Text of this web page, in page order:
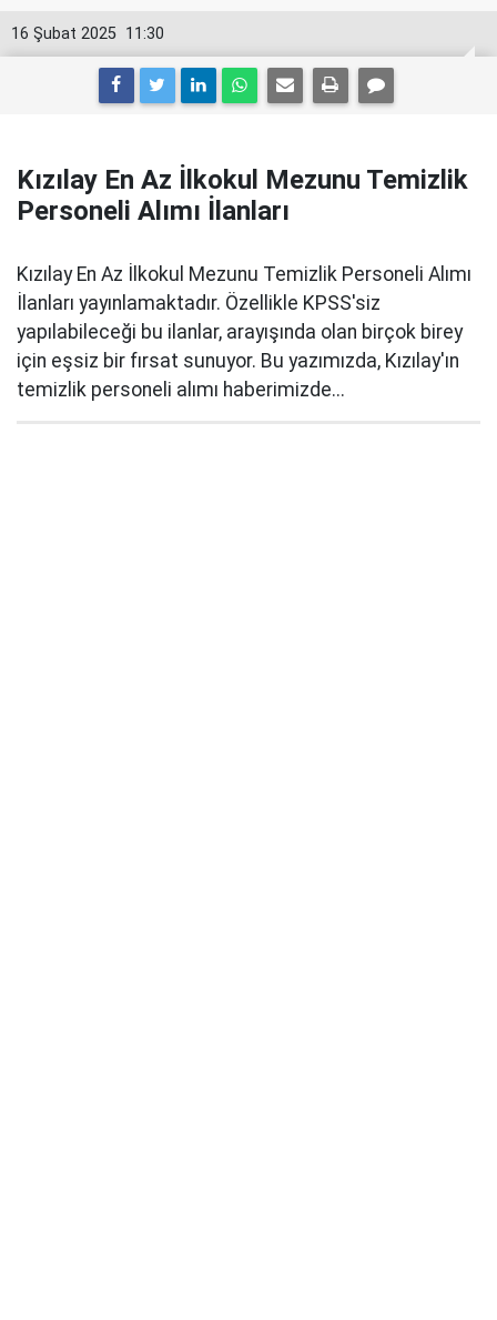
11:30
16 Şubat 2025
Kızılay En Az İlkokul Mezunu Temizlik
Personeli Alımı İlanları
Kızılay En Az İlkokul Mezunu Temizlik Personeli Alımı
İlanları yayınlamaktadır. Özellikle KPSS'siz
yapılabileceği bu ilanlar, arayışında olan birçok birey
için eşsiz bir fırsat sunuyor. Bu yazımızda, Kızılay'ın
temizlik personeli alımı haberimizde...